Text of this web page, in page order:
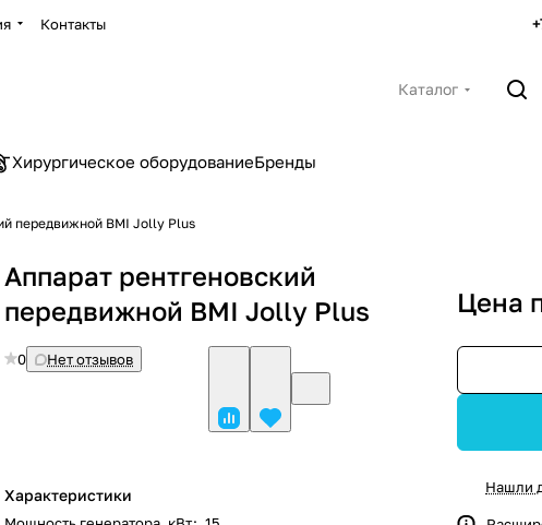
Контакты
Каталог
Хирургическое оборудованиеБренды
передвижной BMI Jolly Plus
Аппарат рентгеновский
передвижной BMI Jolly Plus
0 Нет отзывов
Характеристики
Цена
Нашли